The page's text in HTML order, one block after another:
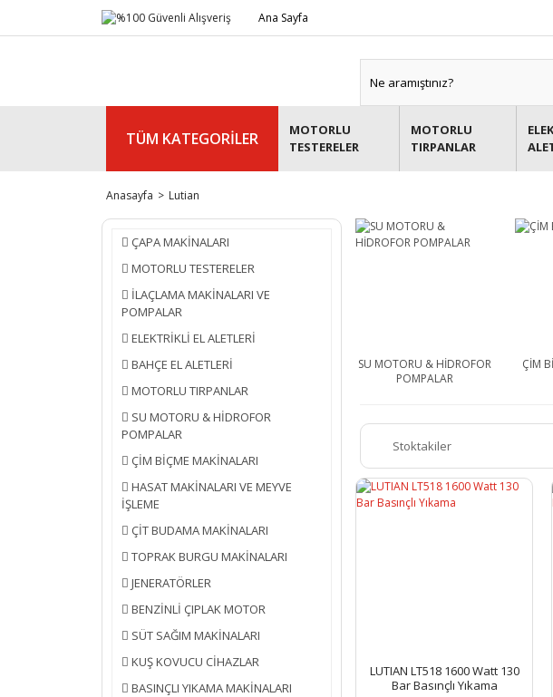
Ana Sayfa
TÜM KATEGORİLER
MOTORLU
TESTERELER
MOTORLU
TIRPANLAR
Anasayfa Lutian
ÇAPA MAKİNALARI
MOTORLU TESTERELER
İLAÇLAMA MAKİNALARI VE
POMPALAR
ELEKTRİKLİ EL ALETLERİ
BAHÇE EL ALETLERİ
MOTORLU TIRPANLAR
SU MOTORU & HİDROFOR
POMPALAR
ÇİM BİÇME MAKİNALARI
HASAT MAKİNALARI VE MEYVE
İŞLEME
ÇİT BUDAMA MAKİNALARI
TOPRAK BURGU MAKİNALARI
JENERATÖRLER
BENZİNLİ ÇIPLAK MOTOR
SÜT SAĞIM MAKİNALARI
KUŞ KOVUCU CİHAZLAR
BASINÇLI YIKAMA MAKİNALARI
SU MOTORU & HİDROFOR
POMPALAR
ÇİM
Stoktakiler
LUTIAN LT518 1600 Watt 130
Bar Basınçlı Yıkama